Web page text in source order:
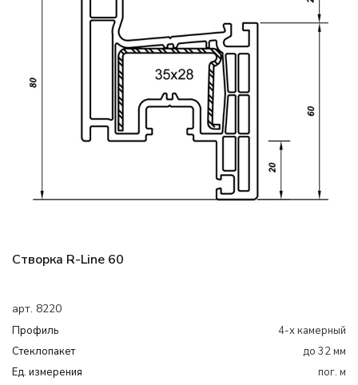
Створка R-Line 60
арт. 8220
Профиль
4-х камерный
Cтеклопакет
до 32 мм
Ед. измерения
пог. м